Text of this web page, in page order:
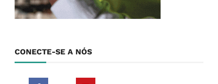
CONECTE-SE A NÓS